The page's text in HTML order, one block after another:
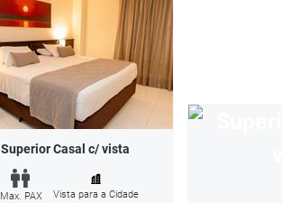
Superior Casal c/ vista
Max. PAX Vista para a Cidade